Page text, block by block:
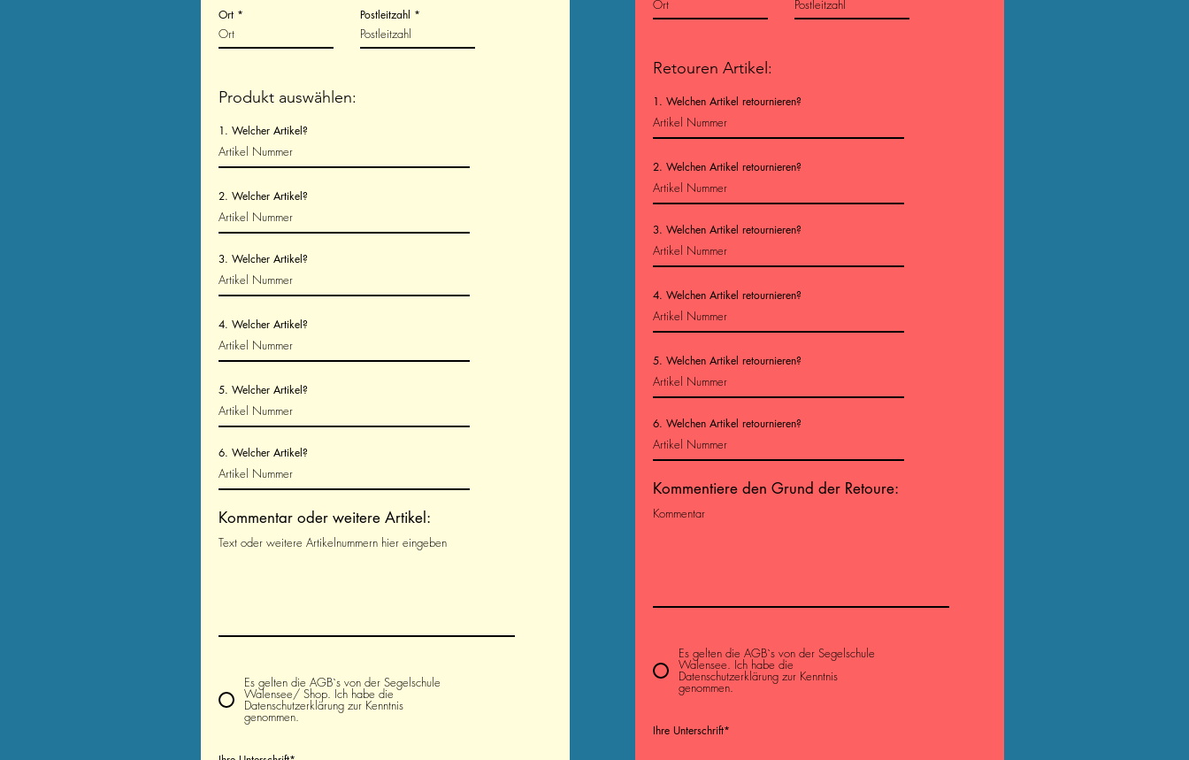
Ort Postleitzahl
Produkt auswählen:
1. Welcher Artikel?
2. Welcher Artikel?
3. Welcher Artikel?
4. Welcher Artikel?
5. Welcher Artikel?
6. Welcher Artikel?
Kommentar oder weitere Artikel:
Es gelten die AGB`s von der Segelschule
Walensee/ Shop. Ich habe die
Datenschutzerklärung zur Kenntnis
genommen.
Retouren Artikel:
1. Welchen Artikel retournieren?
2. Welchen Artikel retournieren?
3. Welchen Artikel retournieren?
4. Welchen Artikel retournieren?
5. Welchen Artikel retournieren?
6. Welchen Artikel retournieren?
Kommentiere den Grund der Retoure:
Es gelten die AGB`s von der Segelschule
Walensee. Ich habe die
Datenschutzerklärung zur Kenntnis
genommen.
Ihre Unterschrift